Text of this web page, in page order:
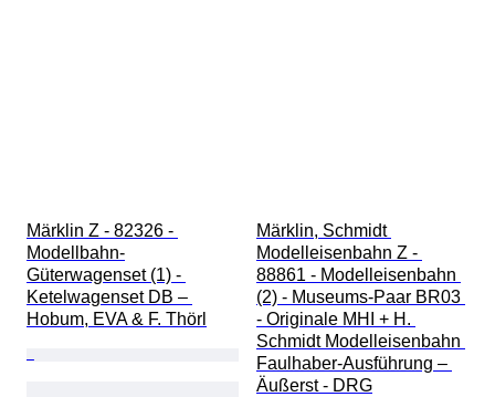
Märklin Z - 82326 -
Modellbahn-
Güterwagenset (1) -
Ketelwagenset DB –
Hobum, EVA & F. Thörl
Märklin, Schmidt
Modelleisenbahn Z -
88861 - Modelleisenbahn
(2) - Museums-Paar BR03
- Originale MHI + H.
Schmidt Modelleisenbahn
Faulhaber-Ausführung –
Äußerst - DRG